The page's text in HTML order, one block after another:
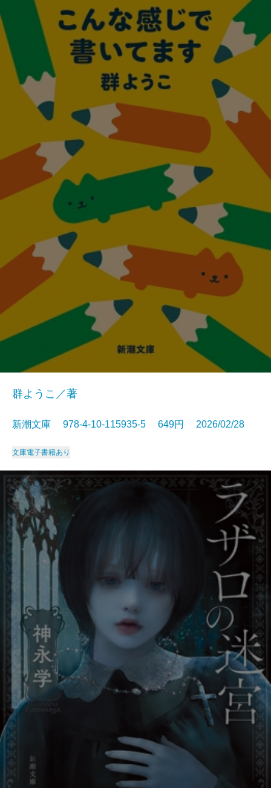
群ようこ／著
新潮文庫 978-4-10-115935-5 649円 2026/02/28
文庫電子書籍あり